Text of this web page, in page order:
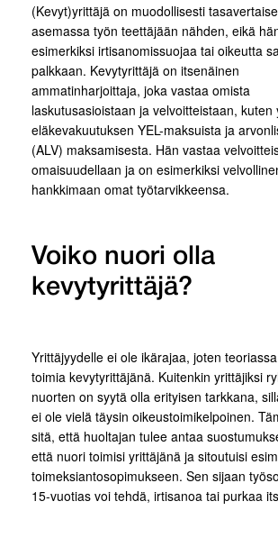
(Kevyt)yrittäjä on muodollisesti
asemassa työn teettäjään nähden, eikä
esimerkiksi irtisanomissuojaa tai oikeutta
palkkaan. Kevytyrittäjä on itsenäinen
ammatinharjoittaja, joka vastaa omista
laskutusasioistaan ja velvoitteistaan, kuten
eläkevakuutuksen YEL-maksuista ja
(ALV) maksamisesta. Hän vastaa
omaisuudellaan ja on esimerkiksi
hankkimaan omat työtarvikkeensa.
Voiko nuori olla
kevytyrittäjä?
Yrittäjyydelle ei ole ikärajaa, joten
toimia kevytyrittäjänä. Kuitenkin yrittäjiksi
nuorten on syytä olla erityisen tarkkana,
ei ole vielä täysin oikeustoimikelpoinen.
sitä, että huoltajan tulee antaa
että nuori toimisi yrittäjänä ja sitoutuisi
toimeksiantosopimukseen. Sen sijaan
15-vuotias voi tehdä, irtisanoa tai purkaa